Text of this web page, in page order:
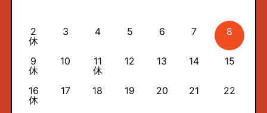
2
休
3 4 5 6 7 8
9
休
10
11
休
12 13 14 15
16
休
17 18 19 20 21 22